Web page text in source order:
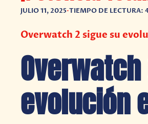
JULIO 11, 2025•TIEMPO DE LECTURA:
Overwatch 2 sigue su
evolución